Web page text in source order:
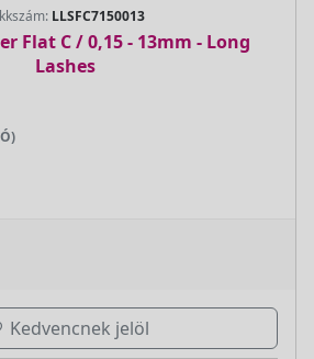
LLSFC7150013
Flat C / 0,15 - 13mm - Long
Lashes
Kedvencnek jelöl